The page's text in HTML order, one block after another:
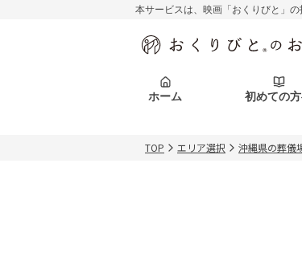
本サービスは、映画「おくりびと」
ホーム 初めての
初めての方へ 初
関東エリア 東
お客様の声 ご
葬儀の知識 葬
初めての方へ 初
会社を知る
関東エリア
北海道エリア 札
お客様の声 ご
葬儀の知識 葬
TOP エリア選択 沖縄県の葬儀